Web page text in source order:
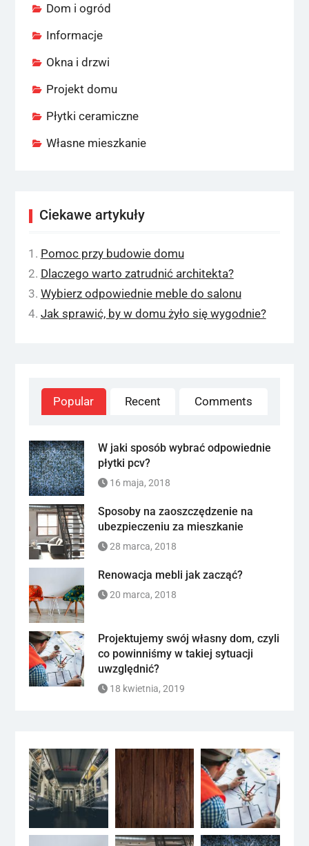
Dom i ogród
Informacje
Okna i drzwi
Projekt domu
Płytki ceramiczne
Własne mieszkanie
Ciekawe artykuły
Pomoc przy budowie domu
Dlaczego warto zatrudnić architekta?
Wybierz odpowiednie meble do salonu
Jak sprawić, by w domu żyło się wygodnie?
Popular Recent Comments
W jaki sposób wybrać odpowiednie
płytki pcv?
16 maja, 2018
Sposoby na zaoszczędzenie na
ubezpieczeniu za mieszkanie
28 marca, 2018
Renowacja mebli jak zacząć?
20 marca, 2018
Projektujemy swój własny dom, czyli
co powinniśmy w takiej sytuacji
uwzględnić?
18 kwietnia, 2019